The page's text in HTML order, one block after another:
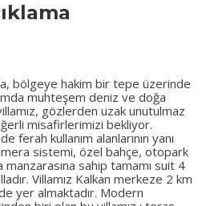
bölgeye hakim bir tepe üzerinde
muhteşem deniz ve doğa
gözlerden uzak unutulmaz
misafirlerimizi bekliyor.
ferah kullanım alanlarının yanı
sistemi, özel bahçe, otopark
sahip tamamı suit 4
Villamız Kalkan merkeze 2 km
yer almaktadır. Modern